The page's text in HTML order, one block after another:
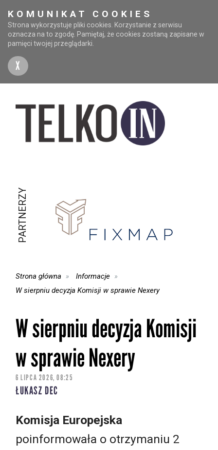
KOMUNIKAT COOKIES
Strona wykorzystuje pliki cookies. Korzystanie z serwisu
oznacza na to zgodę. Pamiętaj, że cookies zostaną zapisane w
pamięci twojej przeglądarki.
X
PARTNERZY
Strona główna
Informacje
W sierpniu decyzja Komisji w sprawie Nexery
W sierpniu decyzja Komisji
w sprawie Nexery
6 LIPCA 2026, 08:25
ŁUKASZ DEC
Komisja Europejska
poinformowała o otrzymaniu 2